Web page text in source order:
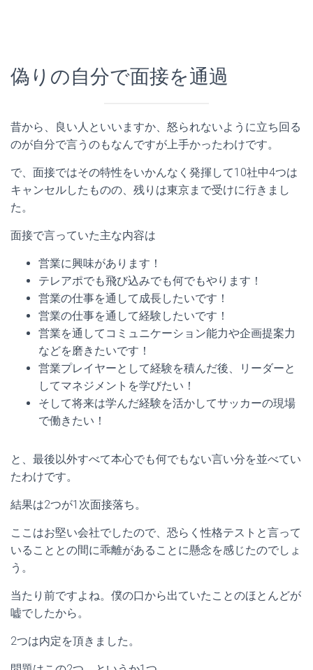
偽りの自分で面接を通過
昔から、良い人といいますか、怒られないように立ち回る
のが自分で言うのもなんですが上手かったわけです。
で、面接ではその特性をいかんなく発揮して10社中4つは
キャンセルしたものの、残りは東京まで受けに行きまし
た。
面接で言っていた主な内容は
営業に興味があります！
テレアポでも飛び込みでも何でもやります！
営業の仕事を通して成長したいです！
営業の仕事を通して経験したいです！
営業を通してコミュニケーション能力や企画提案力
などを磨きたいです！
営業プレイヤーとして経験を積んだ後、リーダーと
してマネジメントを学びたい！
そして将来は学んだ経験を活かしてサッカーの現場
で働きたい！
と、最後以外すべて本心でも何でもない言い分を並べてい
たわけです。
結果は2つが1次面接落ち。
ここはお堅い会社でしたので、恐らく性格テストと言って
いることとの間に乖離があることに懸念を感じたのでしょ
う。
当たり前ですよね。僕の口から出ていたことのほとんどが
嘘でしたから。
2つは内定を頂きました。